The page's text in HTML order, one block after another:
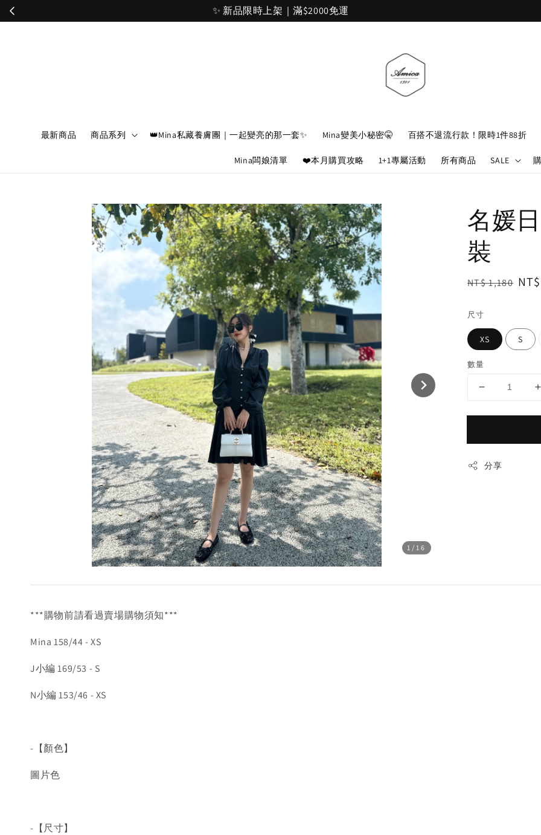
加入官網會員，立即折 $100
最新商品 商品系列 👑Mina私藏養膚團｜一起變亮的那一套✨ Mina變美小秘密🤫 百搭不退流行款！限時1件88折
Mina闆娘清單 ❤️本月購買攻略 1+1專屬活動 所有商品 SALE
1 /16
名媛
裝
Regular
NT$ 1,180 Sale
尺寸
XS S
數量
分享
***購物前請看過賣場購物須知***
Mina 158/44 - XS
J小編 169/53 - S
N小編 153/46 - XS
-【顏色】
圖片色
-【尺寸】